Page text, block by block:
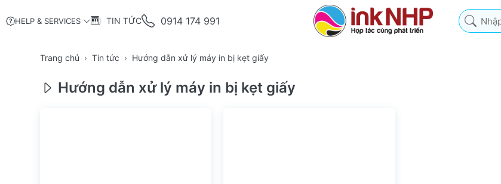
HELP & SERVICES TIN TỨC 0914 174 991
Nhập từ
Trang chủ Tin tức Hướng dẫn xử lý máy in bị kẹt giấy
Hướng dẫn xử lý máy in bị kẹt giấy